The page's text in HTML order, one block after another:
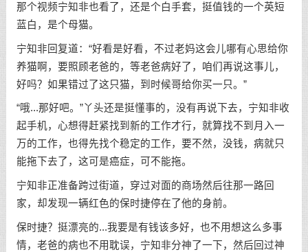
那个视频宁知非也看了，还是个白手套，挺值钱的一个英短
蓝白，是个母猫。
宁知非回复道：“好看是好看，不过老妈这会儿哪有心思给你
养猫啊，要照顾老爸的，等老爸病好了，咱们再说这事儿，
好吗？如果错过了这只猫，到时候哥给你买一只。”
“哦...那好吧。”丫头还是挺懂事的，没有再说下去，宁知非收
起手机，心想得赶紧找到新的工作才行，就算找不到月入一
万的工作，也得先找个稳定的工作，要不然，没钱，病就只
能拖下去了，这可是癌症，可不能拖。
宁知非正准备跨过街道，穿过对面的商场然后往那一路回
家，却发现一辆红色的保时捷停在了他的身前。
保时捷？挺漂亮的...我要是有钱该多好，也不用想这么多事
情，老爸的病也不用耽误，宁知非分神了一下，然后回过神